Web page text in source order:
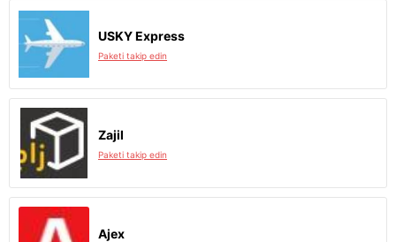
USKY Express
Paketi takip edin
Zajil
Paketi takip edin
Ajex